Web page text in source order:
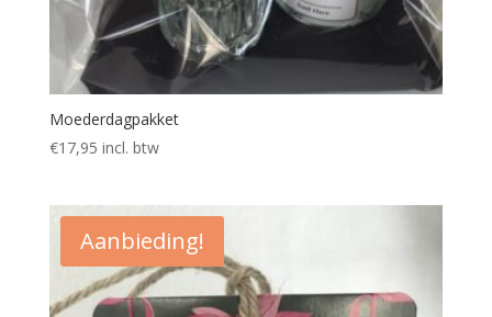
Moederdagpakket
€17,95 incl. btw
Aanbieding!